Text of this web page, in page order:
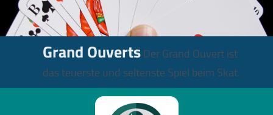
Grand OuvertsDer Grand Ouvert ist
das teuerste und seltenste Spiel beim Skat.